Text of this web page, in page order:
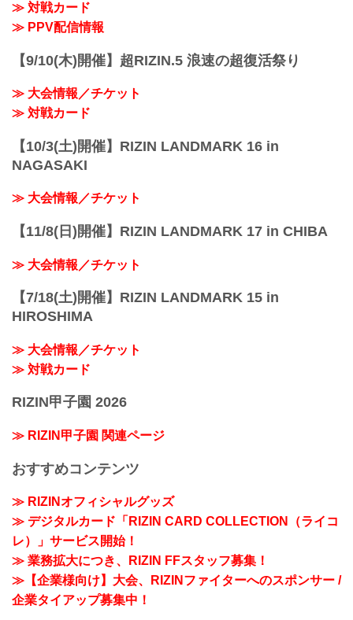
14:00〜 前売り¥5,000(税込)
当日¥5,500(税込) RIZIN S...
≫ 対戦カード
≫ PPV配信情報
【9/10(木)開催】超RIZIN.5 浪速の超復活祭り
≫ 大会情報／チケット
≫ 対戦カード
【10/3(土)開催】RIZIN LANDMARK 16 in
NAGASAKI
≫ 大会情報／チケット
【11/8(日)開催】RIZIN LANDMARK 17 in CHIBA
≫ 大会情報／チケット
【7/18(土)開催】RIZIN LANDMARK 15 in
HIROSHIMA
≫ 大会情報／チケット
≫ 対戦カード
RIZIN甲子園 2026
≫ RIZIN甲子園 関連ページ
おすすめコンテンツ
≫ RIZINオフィシャルグッズ
≫ デジタルカード「RIZIN CARD COLLECTION（ライコ
レ）」サービス開始！
≫ 業務拡大につき、RIZIN FFスタッフ募集！
≫【企業様向け】大会、RIZINファイターへのスポンサー /
企業タイアップ募集中！